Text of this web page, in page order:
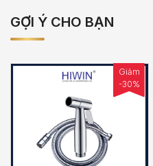
GỢI Ý CHO BẠN
Giảm
-30%